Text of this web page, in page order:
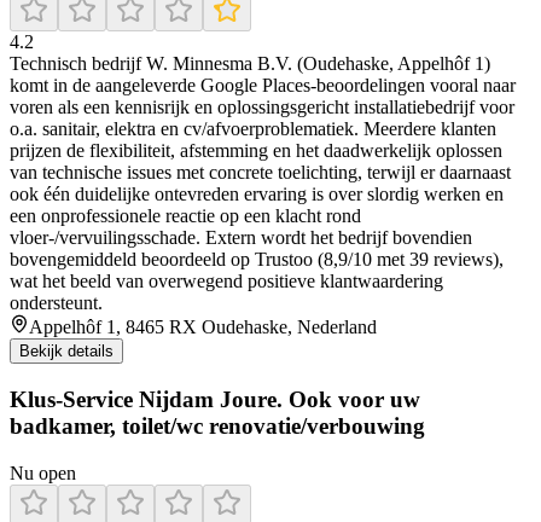
4.2
Technisch bedrijf W. Minnesma B.V. (Oudehaske, Appelhôf 1)
komt in de aangeleverde Google Places-beoordelingen vooral naar
voren als een kennisrijk en oplossingsgericht installatiebedrijf voor
o.a. sanitair, elektra en cv/afvoerproblematiek. Meerdere klanten
prijzen de flexibiliteit, afstemming en het daadwerkelijk oplossen
van technische issues met concrete toelichting, terwijl er daarnaast
ook één duidelijke ontevreden ervaring is over slordig werken en
een onprofessionele reactie op een klacht rond
vloer-/vervuilingsschade. Extern wordt het bedrijf bovendien
bovengemiddeld beoordeeld op Trustoo (8,9/10 met 39 reviews),
wat het beeld van overwegend positieve klantwaardering
ondersteunt.
Appelhôf 1, 8465 RX Oudehaske, Nederland
Bekijk details
Klus-Service Nijdam Joure. Ook voor uw
badkamer, toilet/wc renovatie/verbouwing
Nu open